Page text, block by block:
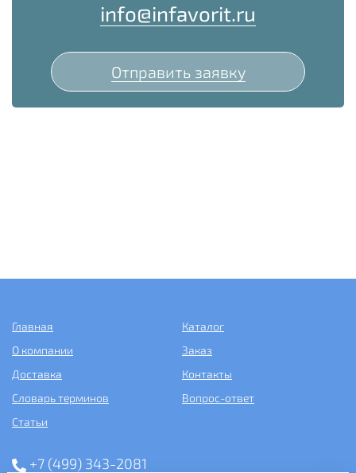
info@infavorit.ru
Отправить заявку
Главная
Каталог
О компании
Заказ
Доставка
Контакты
Словарь терминов
Вопрос-ответ
Статьи
+7 (499) 343-2081